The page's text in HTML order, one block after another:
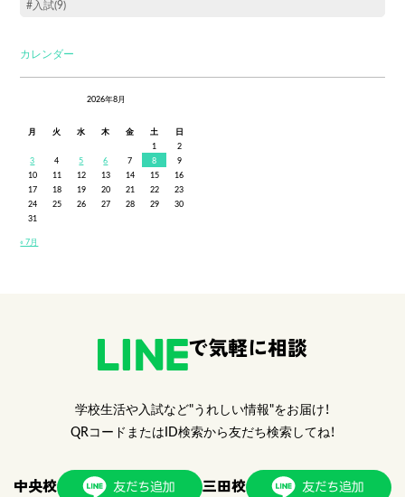
#入試(9)
カレンダー
2026年8月
月 火 水 木 金 土
日
1
2
3
4 5 6 7 8
9
10
11 12 13 14 15
16
17
18 19 20 21 22
23
24
25 26 27 28 29
30
31
« 7月
で気軽に相談
学校生活や入試など"うれしい情報"をお届け！
QRコードまたはID検索から友だち検索してね！
中央校 三田校